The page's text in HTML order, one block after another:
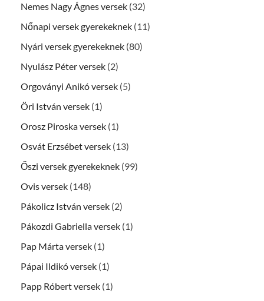
Nemes Nagy Ágnes versek (32)
Nőnapi versek gyerekeknek (11)
Nyári versek gyerekeknek (80)
Nyulász Péter versek (2)
Orgoványi Anikó versek (5)
Öri István versek (1)
Orosz Piroska versek (1)
Osvát Erzsébet versek (13)
Őszi versek gyerekeknek (99)
Ovis versek (148)
Pákolicz István versek (2)
Pákozdi Gabriella versek (1)
Pap Márta versek (1)
Pápai Ildikó versek (1)
Papp Róbert versek (1)